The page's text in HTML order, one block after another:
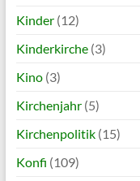
Kinder(12)
Kinderkirche(3)
Kino(3)
Kirchenjahr(5)
Kirchenpolitik(15)
Konfi (109)